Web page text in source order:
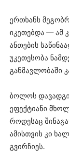
ერთხანს
იკეთებდა — ამ
ანთების
უკეთესობა
განმავლობაში
ბოლოს
ეფექტიანი
როდესაც
ამისთვის კი
გვირჩიეს.